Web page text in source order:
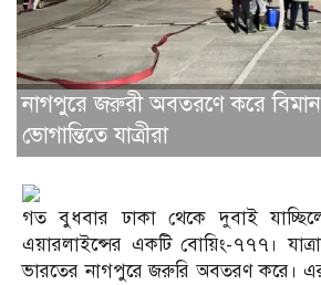
নাগপুরে জরুরী অবতরণে করে বিমান
ভোগান্তিতে যাত্রীরা
গত বুধবার ঢাকা থেকে দুবাই
এয়ারলাইন্সের একটি বোয়িং-৭৭৭।
ভারতের নাগপুরে জরুরি অবতরণ করে।